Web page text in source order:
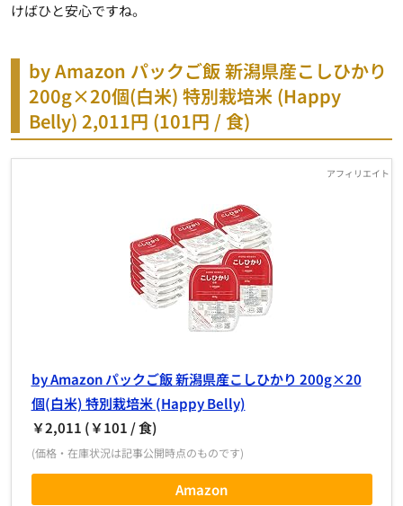
けばひと安心ですね。
by Amazon パックご飯 新潟県産こしひかり
200g×20個(白米) 特別栽培米 (Happy
Belly) 2,011円 (101円 / 食)
by Amazon パックご飯 新潟県産こしひかり 200g×20
個(白米) 特別栽培米 (Happy Belly)
￥2,011 (￥101 / 食)
(価格・在庫状況は記事公開時点のものです)
Amazon